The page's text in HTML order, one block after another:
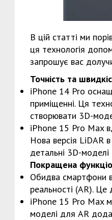
В цій статті ми
ця технологія
запрошує вас
Точність та
iPhone 14 Pro
приміщенні. Ця
створювати 3D-
iPhone 15 Pro Max
Нова версія LiDAR
детальні 3D-
Покращена
Обидва смартфони
реальності (AR). Це
iPhone 15 Pro Max
моделі для AR